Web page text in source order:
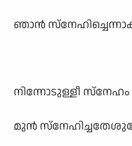
ഞാൻ
നിന്നോടുള്ളീ സ്നേഹം
മുൻ